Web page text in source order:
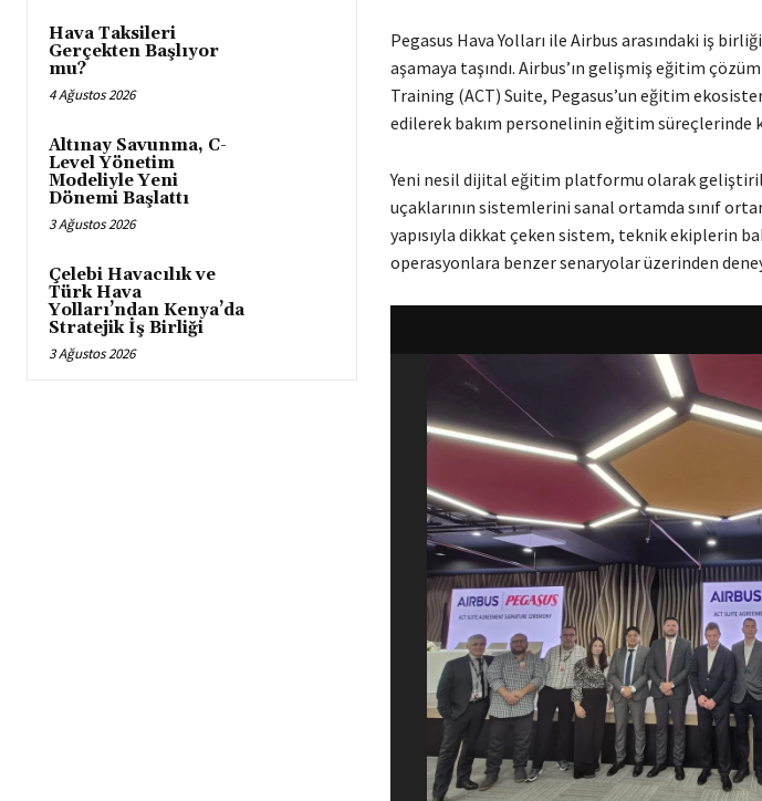
Hava Taksileri
Gerçekten Başlıyor
mu?
4 Ağustos 2026
Altınay Savunma, C-
Level Yönetim
Modeliyle Yeni
Dönemi Başlattı
3 Ağustos 2026
Çelebi Havacılık ve
Türk Hava
Yolları’ndan Kenya’da
Stratejik İş Birliği
3 Ağustos 2026
Pegasus Hava Yolları ile Airbus arasındaki iş
aşamaya taşındı. Airbus’ın gelişmiş eğitim
Training (ACT) Suite, Pegasus’un eğitim
edilerek bakım personelinin eğitim süreçlerinde
Yeni nesil dijital eğitim platformu olarak
uçaklarının sistemlerini sanal ortamda sınıf
yapısıyla dikkat çeken sistem, teknik ekiplerin
operasyonlara benzer senaryolar üzerinden